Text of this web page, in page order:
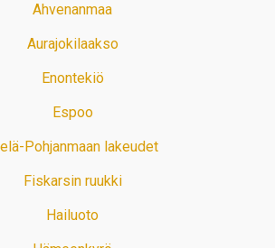
Ahvenanmaa
Aurajokilaakso
Enontekiö
Espoo
Pohjanmaan lakeudet
Fiskarsin ruukki
Hailuoto